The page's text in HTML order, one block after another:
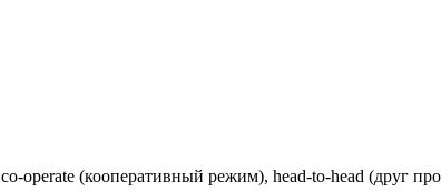
operate (кооперативный режим), head-to-head (друг